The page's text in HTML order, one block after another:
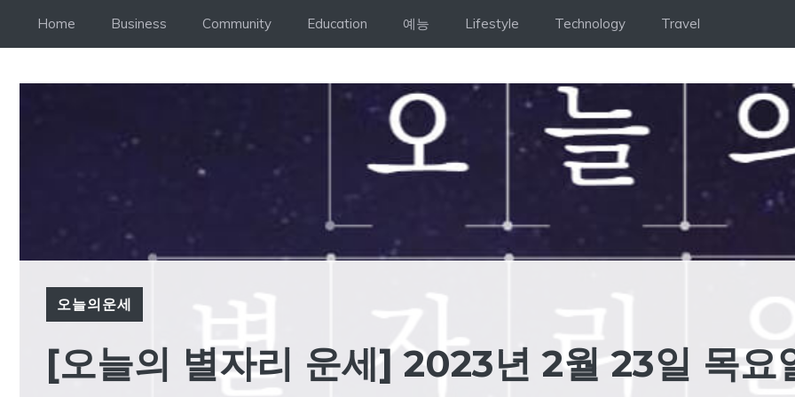
Home Business Community Education 예능 Lifestyle Technology Travel
오늘의운세
[오늘의 별자리 운세] 2023년 2월 23일 목요